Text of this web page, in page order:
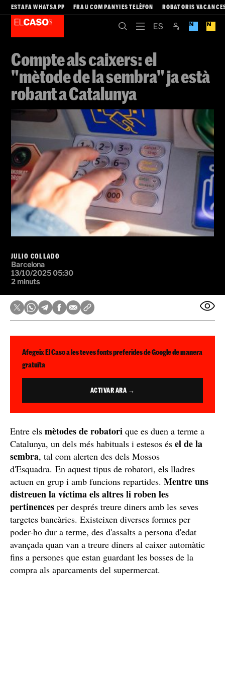
ESTAFA WHATSAPP FRAU COMPANYIES TELÈFON ROBATORIS
Compte als caixers: el
"mètode de la sembra" ja està
robant a Catalunya
JULIO COLLADO
Barcelona
13/10/2025 05:30
2 minuts
Afegeix El Caso a les teves fonts preferides de Google de manera
gratuïta
ACTIVAR ARA →
Entre els mètodes de robatori que es duen a terme a
Catalunya, un dels més habituals i estesos és el de la
sembra, tal com alerten des dels Mossos
d'Esquadra. En aquest tipus de robatori, els lladres
actuen en grup i amb funcions repartides. Mentre uns
distreuen la víctima els altres li roben les
pertinences per després treure diners amb les seves
targetes bancàries. Existeixen diverses formes per
poder-ho dur a terme, des d'assalts a persona d'edat
avançada quan van a treure diners al caixer automàtic
fins a persones que estan guardant les bosses de la
compra als aparcaments del supermercat.